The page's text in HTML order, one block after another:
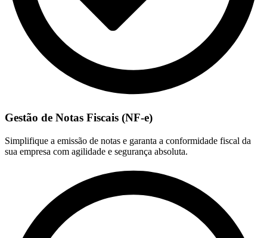
Gestão de Notas Fiscais (NF-e)
Simplifique a emissão de notas e garanta a conformidade fiscal da
sua empresa com agilidade e segurança absoluta.